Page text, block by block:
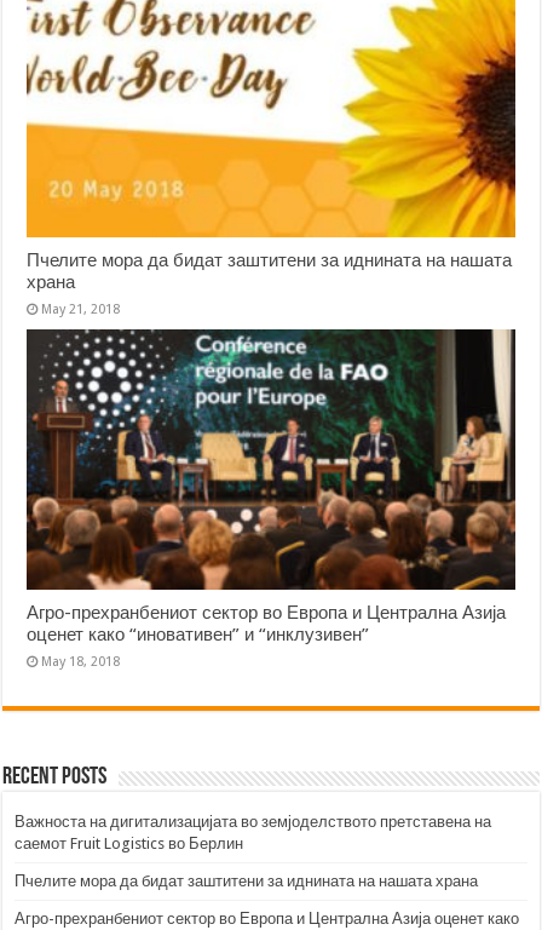
Пчелите мора да бидат заштитени за иднината на нашата
храна
May 21, 2018
Агро-прехранбениот сектор во Европа и Централна Азија
оценет како “иновативен” и “инклузивен”
May 18, 2018
Recent Posts
Важноста на дигитализацијата во земјоделството претставена на
саемот Fruit Logistics во Берлин
Пчелите мора да бидат заштитени за иднината на нашата храна
Агро-прехранбениот сектор во Европа и Централна Азија оценет како